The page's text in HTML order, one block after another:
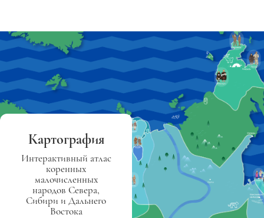
Картография
Интерактивный атлас
коренных
малочисленных
народов Севера,
Сибири и Дальнего
Востока